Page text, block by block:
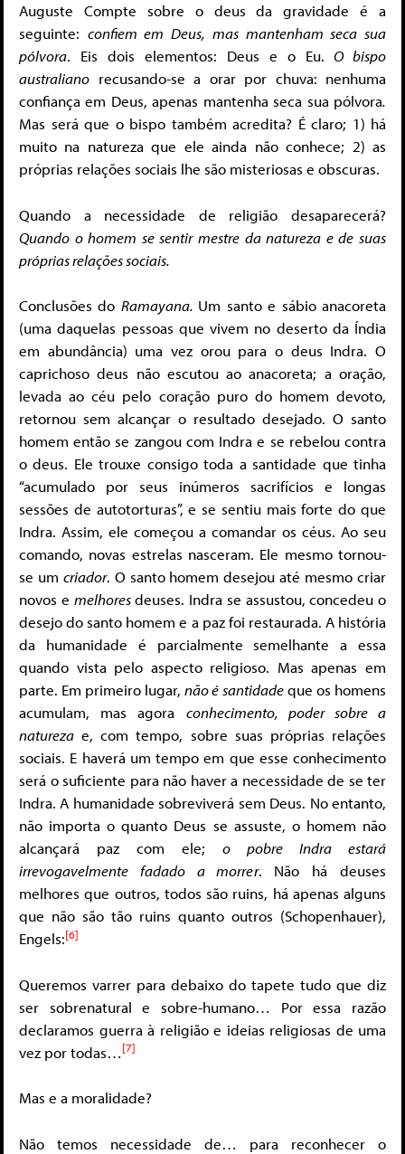
Auguste Compte sobre o deus da gravidade é a
seguinte: confiem em Deus, mas mantenham seca sua
pólvora. Eis dois elementos: Deus e o Eu. O bispo
australiano recusando-se a orar por chuva: nenhuma
confiança em Deus, apenas mantenha seca sua pólvora.
Mas será que o bispo também acredita? É claro; 1) há
muito na natureza que ele ainda não conhece; 2) as
próprias relações sociais lhe são misteriosas e obscuras.
Quando a necessidade de religião desaparecerá?
Quando o homem se sentir mestre da natureza e de suas
próprias relações sociais.
Conclusões do Ramayana. Um santo e sábio anacoreta
(uma daquelas pessoas que vivem no deserto da Índia
em abundância) uma vez orou para o deus Indra. O
caprichoso deus não escutou ao anacoreta; a oração,
levada ao céu pelo coração puro do homem devoto,
retornou sem alcançar o resultado desejado. O santo
homem então se zangou com Indra e se rebelou contra
o deus. Ele trouxe consigo toda a santidade que tinha
“acumulado por seus inúmeros sacrifícios e longas
sessões de autotorturas”, e se sentiu mais forte do que
Indra. Assim, ele começou a comandar os céus. Ao seu
comando, novas estrelas nasceram. Ele mesmo tornou-
se um criador. O santo homem desejou até mesmo criar
novos e melhoresdeuses. Indra se assustou, concedeu o
desejo do santo homem e a paz foi restaurada. A história
da humanidade é parcialmente semelhante a essa
quando vista pelo aspecto religioso. Mas apenas em
parte. Em primeiro lugar, não ésantidadeque os homens
acumulam, mas agora conhecimento, poder sobre a
natureza e, com tempo, sobre suas próprias relações
sociais. E haverá um tempo em que esse conhecimento
será o suficiente para não haver a necessidade de se ter
Indra. A humanidade sobreviverá sem Deus. No entanto,
não importa o quanto Deus se assuste, o homem não
alcançará paz com ele; o pobre Indra estará
irrevogavelmente fadado a morrer. Não há deuses
melhores que outros, todos são ruins, há apenas alguns
que não são tão ruins quanto outros (Schopenhauer),
Engels:[6]
Queremos varrer para debaixo do tapete tudo que diz
ser sobrenatural e sobre-humano… Por essa razão
declaramos guerra à religião e ideias religiosas de uma
vez por todas…[7]
Mas e a moralidade?
Não temos necessidade de… para reconhecer o